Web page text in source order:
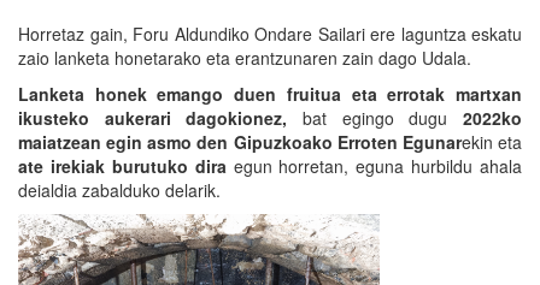
Horretaz gain, Foru Aldundiko Ondare Sailari ere laguntza eskatu
zaio lanketa honetarako eta erantzunaren zain dago Udala.
Lanketa honek emango duen fruitua eta errotak martxan
ikusteko aukerari dagokionez, bat egingo dugu2022ko
maiatzean egin asmo den Gipuzkoako Erroten Egunarekin eta
ate irekiak burutuko diraegun horretan, eguna hurbildu ahala
deialdia zabalduko delarik.